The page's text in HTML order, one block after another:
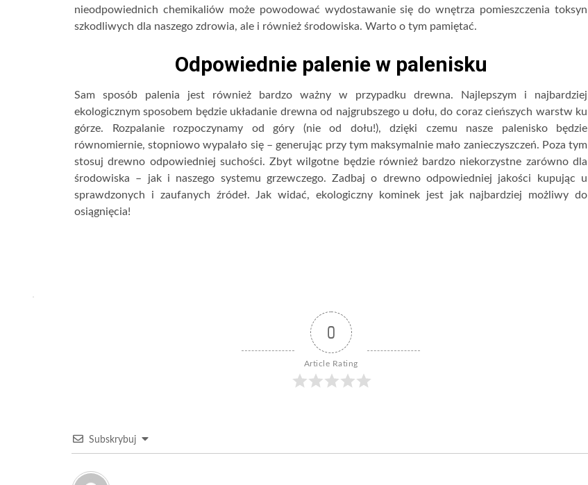
nieodpowiednich chemikaliów może powodować wydostawanie się do wnętrza pomieszczenia toksyn
szkodliwych dla naszego zdrowia, ale i również środowiska. Warto o tym pamiętać.
Odpowiednie palenie w palenisku
Sam sposób palenia jest również bardzo ważny w przypadku drewna. Najlepszym i najbardziej
ekologicznym sposobem będzie układanie drewna od najgrubszego u dołu, do coraz cieńszych warstw ku
górze. Rozpalanie rozpoczynamy od góry (nie od dołu!), dzięki czemu nasze palenisko będzie
równomiernie, stopniowo wypalało się – generując przy tym maksymalnie mało zanieczyszczeń. Poza tym
stosuj drewno odpowiedniej suchości. Zbyt wilgotne będzie również bardzo niekorzystne zarówno dla
środowiska – jak i naszego systemu grzewczego. Zadbaj o drewno odpowiedniej jakości kupując u
sprawdzonych i zaufanych źródeł. Jak widać, ekologiczny kominek jest jak najbardziej możliwy do
osiągnięcia!
0
Article Rating
Subskrybuj